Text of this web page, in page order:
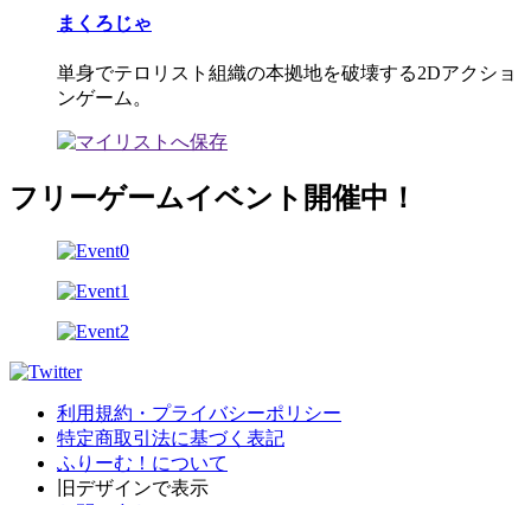
まくろじゃ
単身でテロリスト組織の本拠地を破壊する2Dアクショ
ンゲーム。
フリーゲームイベント開催中！
利用規約・プライバシーポリシー
特定商取引法に基づく表記
ふりーむ！について
旧デザインで表示